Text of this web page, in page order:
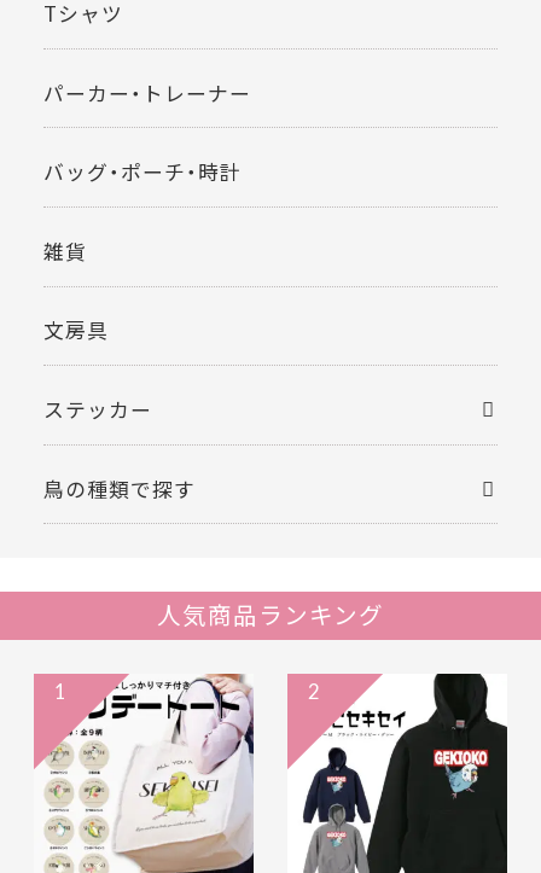
Tシャツ
パーカー・トレーナー
バッグ・ポーチ・時計
雑貨
文房具
ステッカー
鳥の種類で探す
人気商品ランキング
1 2